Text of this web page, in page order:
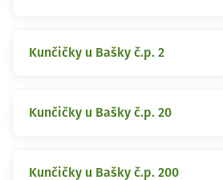
Kunčičky u Bašky č.p. 2
Kunčičky u Bašky č.p. 20
Kunčičky u Bašky č.p. 200